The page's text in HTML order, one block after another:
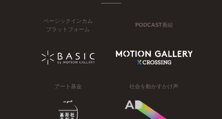
ベーシックインカム
プラットフォーム
PODCAST番組
アート基金 社会を動かすかけ声